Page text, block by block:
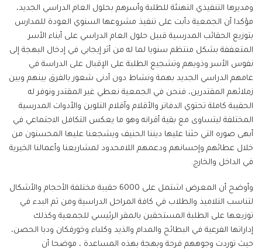
ومديرها التنفيذي التهنئة للطلبة وأسرهم بحلول العام الدراسي الجديد،
مؤكدا أن الجمعية دأبت على تنفيذ مشروعها السنوي العودة للمدارس
بتوزيع الحقائب المدرسية قبيل حلول العام الدراسي على أبناء الأسر
المتعففة بشكل منتظم سنويا لما له من أثر إيجابي في إدخال البهجة إلى
نفوس الأسر وذويهم وتشجيع الطلبة على الإقبال على الدراسة في
عامهم الدراسي الجديد بهمة ونشاط دون أدنى شعور بالفرق بينهم وبين
زملائهم المقتدرين، فنحن في الجمعية نعطي غير المقتدر ونوفر له
الحقيبة كاملة تحتوي الدفاتر والأقلام وأقلام التلوين والأدوات المدرسية
المختلفة ليتساوى مع بقية أقرانه وهو ما يعكس التكافل الاجتماعي في
أبهى صوره التي حثنا عليها ديننا الحنيف ويشجعنا عليها المحسنون من
خلال عطائهم وإحسانهم ودعمهم اللامحدود لمشاريعنا وأعمالنا الخيرية
في الداخل والخارج.
وأوضح أن المعرض اشتمل على 6000 حقيبة مختلفة الأحجام والأشكال
لتناسب التلاميذ والطلاب في كافة المراحل الدراسية ومن ثم البدء في
توزيعها على الطلبة المستحقين بالمقر الرئيسي للجمعية وكذلك
إداراتها الفرعية في البطائح والمدام والذيد وكلباء وخورفكان ودبا الحصن،
حيث توردت وجوههم فرحة وبهجة بهذه المساعدة ، موضحا أن